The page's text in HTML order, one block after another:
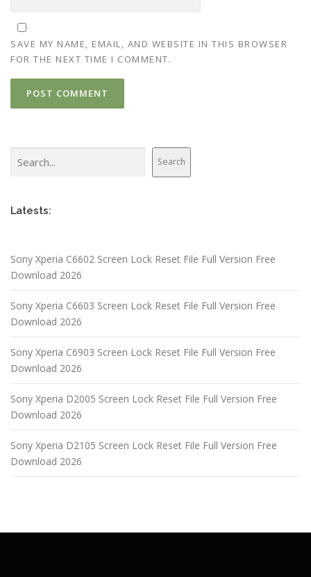
SAVE MY NAME, EMAIL, AND WEBSITE IN THIS BROWSER
FOR THE NEXT TIME I COMMENT.
Search
Latests:
Sony Xperia C6602 Screen Lock Reset File Full Version Free
Download 2026
Sony Xperia C6603 Screen Lock Reset File Full Version Free
Download 2026
Sony Xperia C6903 Screen Lock Reset File Full Version Free
Download 2026
Sony Xperia D2005 Screen Lock Reset File Full Version Free
Download 2026
Sony Xperia D2105 Screen Lock Reset File Full Version Free
Download 2026